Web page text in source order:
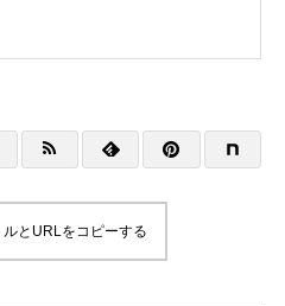
々治療道を精進させていただいてお
とURLをコピーする